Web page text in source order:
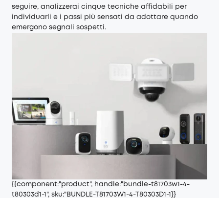
seguire, analizzerai cinque tecniche affidabili per
individuarli e i passi più sensati da adottare quando
emergono segnali sospetti.
{{component:"product", handle:"bundle-t81703w1-4-
t80303d1-1", sku:"BUNDLE-T81703W1-4-T80303D1-1}}